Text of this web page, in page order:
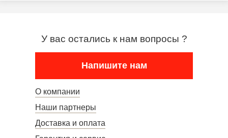
У вас остались к нам вопросы ?
Напишите нам
О компании
Наши партнеры
Доставка и оплата